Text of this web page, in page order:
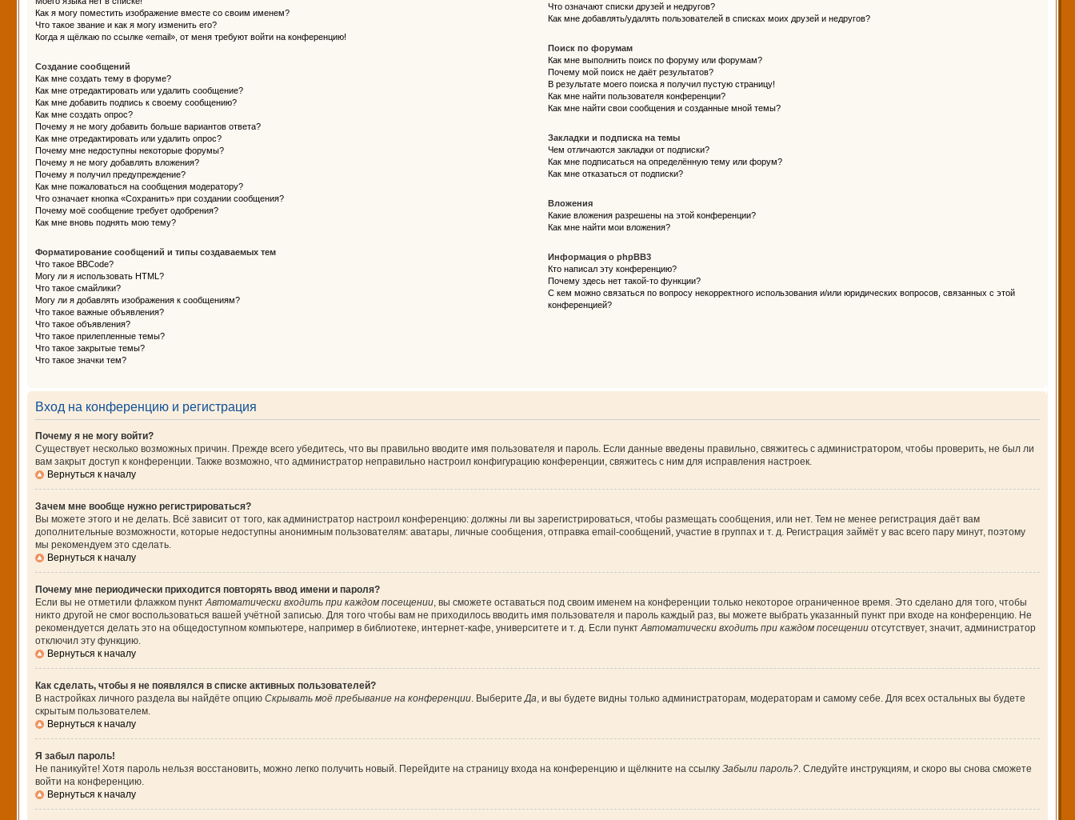
Как я могу поместить изображение вместе со своим именем?
Что такое звание и как я могу изменить его?
Когда я щёлкаю по ссылке «email», от меня требуют войти на конференцию!
Создание сообщений
Как мне создать тему в форуме?
Как мне отредактировать или удалить сообщение?
Как мне добавить подпись к своему сообщению?
Как мне создать опрос?
Почему я не могу добавить больше вариантов ответа?
Как мне отредактировать или удалить опрос?
Почему мне недоступны некоторые форумы?
Почему я не могу добавлять вложения?
Почему я получил предупреждение?
Как мне пожаловаться на сообщения модератору?
Что означает кнопка «Сохранить» при создании сообщения?
Почему моё сообщение требует одобрения?
Как мне вновь поднять мою тему?
Форматирование сообщений и типы создаваемых тем
Что такое BBCode?
Могу ли я использовать HTML?
Что такое смайлики?
Могу ли я добавлять изображения к сообщениям?
Что такое важные объявления?
Что такое объявления?
Что такое прилепленные темы?
Что такое закрытые темы?
Что такое значки тем?
Что означают списки друзей и недругов?
Как мне добавлять/удалять пользователей в списках моих друзей и недругов?
Поиск по форумам
Как мне выполнить поиск по форуму или форумам?
Почему мой поиск не даёт результатов?
В результате моего поиска я получил пустую страницу!
Как мне найти пользователя конференции?
Как мне найти свои сообщения и созданные мной темы?
Закладки и подписка на темы
Чем отличаются закладки от подписки?
Как мне подписаться на определённую тему или форум?
Как мне отказаться от подписки?
Вложения
Какие вложения разрешены на этой конференции?
Как мне найти мои вложения?
Информация о phpBB3
Кто написал эту конференцию?
Почему здесь нет такой-то функции?
С кем можно связаться по вопросу некорректного использования и/или юридических вопросов, связанных с этой
конференцией?
Вход на конференцию и регистрация
Почему я не могу войти?
Существует несколько возможных причин. Прежде всего убедитесь, что вы правильно вводите имя пользователя и пароль. Если данные введены правильно, свяжитесь с администратором, чтобы проверить, не был ли
вам закрыт доступ к конференции. Также возможно, что администратор неправильно настроил конфигурацию конференции, свяжитесь с ним для исправления настроек.
Вернуться к началу
Зачем мне вообще нужно регистрироваться?
Вы можете этого и не делать. Всё зависит от того, как администратор настроил конференцию: должны ли вы зарегистрироваться, чтобы размещать сообщения, или нет. Тем не менее регистрация даёт вам
дополнительные возможности, которые недоступны анонимным пользователям: аватары, личные сообщения, отправка email-сообщений, участие в группах и т. д. Регистрация займёт у вас всего пару минут, поэтому
мы рекомендуем это сделать.
Вернуться к началу
Почему мне периодически приходится повторять ввод имени и пароля?
Если вы не отметили флажком пунктАвтоматически входить при каждом посещении, вы сможете оставаться под своим именем на конференции только некоторое ограниченное время. Это сделано для того, чтобы
никто другой не смог воспользоваться вашей учётной записью. Для того чтобы вам не приходилось вводить имя пользователя и пароль каждый раз, вы можете выбрать указанный пункт при входе на конференцию. Не
рекомендуется делать это на общедоступном компьютере, например в библиотеке, интернет-кафе, университете и т. д. Если пунктАвтоматически входить при каждом посещенииотсутствует, значит, администратор
отключил эту функцию.
Вернуться к началу
Как сделать, чтобы я не появлялся в списке активных пользователей?
В настройках личного раздела вы найдёте опцию Скрывать моё пребывание на конференции. ВыберитеДа, и вы будете видны только администраторам, модераторам и самому себе. Для всех остальных вы будете
скрытым пользователем.
Вернуться к началу
Я забыл пароль!
Не паникуйте! Хотя пароль нельзя восстановить, можно легко получить новый. Перейдите на страницу входа на конференцию и щёлкните на ссылку Забыли пароль?. Следуйте инструкциям, и скоро вы снова сможете
войти на конференцию.
Вернуться к началу